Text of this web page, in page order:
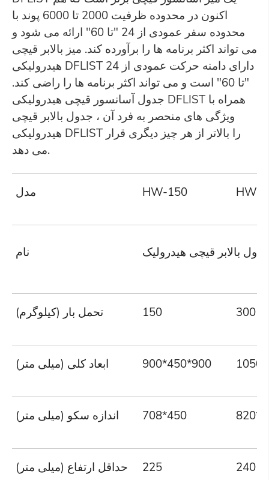
اکنون در محدوده ظرفیت 2000 تا 6000 پوند با
محدوده سفر عمودی از 24 "تا 60" ارائه می شود و
می تواند اکثر برنامه ها را برآورده کند. میز بالابر قیچی
هیدرولیکی DFLIST دارای دامنه حرکت عمودی از 24
"تا 60" است و می تواند اکثر برنامه ها را راضی کند.
جدول آسانسور قیچی هیدرولیکی DFLIST همراه با
ویژگی های منحصر به فرد آن ، جدول بالابر قیچی
هیدرولیکی DFLIST را بالاتر از هر چیز دیگری قرار
می دهد.
مدل HW-150 HW-
نام بالابر قیچی هیدرولیک
تحمل بار (کیلوگرم) 150 300
ابعاد کلی (میلی متر) 900*450*900
اندازه سکو (میلی متر) 708*450
حداقل ارتفاع (میلی متر) 225 240